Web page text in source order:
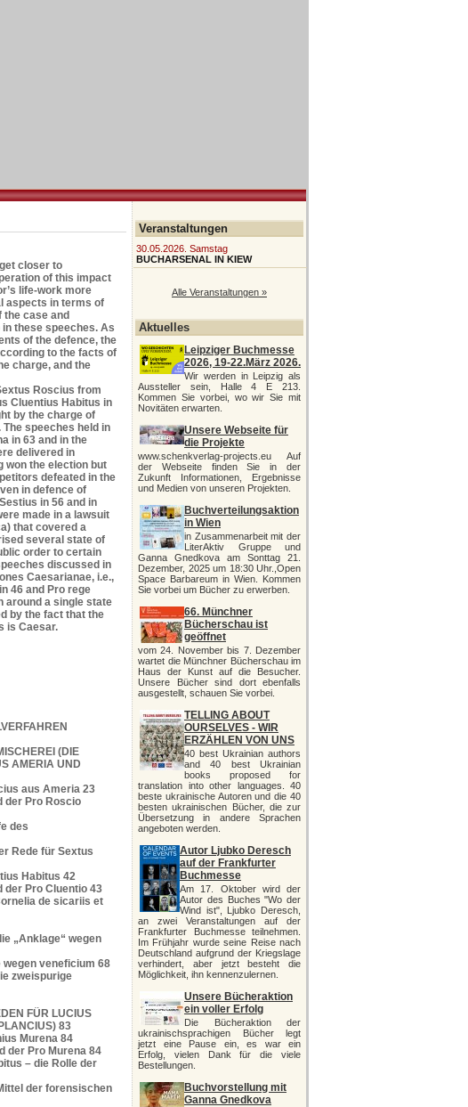
closer to
of this impact
life-work more
aspects in terms of
the case and
these speeches. As
of the defence, the
to the facts of
charge, and the
Roscius from
Cluentius Habitus in
by the charge of
speeches held in
in 63 and in the
delivered in
won the election but
defeated in the
in defence of
in 56 and in
made in a lawsuit
that covered a
several state of
order to certain
discussed in
Caesarianae, i.e.,
46 and Pro rege
around a single state
by the fact that the
is Caesar.
(DIE
AMERIA UND
aus Ameria 23
der Pro Roscio
des
Rede für Sextus
Habitus 42
der Pro Cluentio 43
de sicariis et
„Anklage“ wegen
wegen veneficium 68
zweispurige
FÜR LUCIUS
83
Murena 84
der Pro Murena 84
– die Rolle der
der forensischen
Veranstaltungen
30.05.2026. Samstag
BUCHARSENAL IN KIEW
Alle Veranstaltungen »
Aktuelles
Leipziger Buchmesse
2026, 19-22.März 2026.
Wir werden in Leipzig als
Aussteller sein, Halle 4 E 213.
Kommen Sie vorbei, wo wir Sie mit
Novitäten erwarten.
Unsere Webseite für
die Projekte
www.schenkverlag-projects.eu Auf
der Webseite finden Sie in der
Zukunft Informationen, Ergebnisse
und Medien von unseren Projekten.
Buchverteilungsaktion
in Wien
in Zusammenarbeit mit der
LiterAktiv Gruppe und
Ganna Gnedkova am Sonttag 21.
Dezember, 2025 um 18:30 Uhr.,Open
Space Barbareum in Wien. Kommen
Sie vorbei um Bücher zu erwerben.
66. Münchner
Bücherschau ist
geöffnet
vom 24. November bis 7. Dezember
wartet die Münchner Bücherschau im
Haus der Kunst auf die Besucher.
Unsere Bücher sind dort ebenfalls
ausgestellt, schauen Sie vorbei.
TELLING ABOUT
OURSELVES - WIR
ERZÄHLEN VON UNS
40 best Ukrainian authors
and 40 best Ukrainian
books proposed for
translation into other languages. 40
beste ukrainische Autoren und die 40
besten ukrainischen Bücher, die zur
Übersetzung in andere Sprachen
angeboten werden.
Autor Ljubko Deresch
auf der Frankfurter
Buchmesse
Am 17. Oktober wird der
Autor des Buches "Wo der
Wind ist", Ljubko Deresch,
an zwei Veranstaltungen auf der
Frankfurter Buchmesse teilnehmen.
Im Frühjahr wurde seine Reise nach
Deutschland aufgrund der Kriegslage
verhindert, aber jetzt besteht die
Möglichkeit, ihn kennenzulernen.
Unsere Bücheraktion
ein voller Erfolg
Die Bücheraktion der
ukrainischsprachigen Bücher legt
jetzt eine Pause ein, es war ein
Erfolg, vielen Dank für die viele
Bestellungen.
Buchvorstellung mit
Ganna Gnedkova